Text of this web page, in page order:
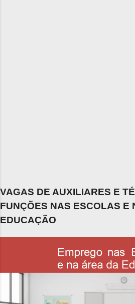
VAGAS DE AUXILIARES E
FUNÇÕES NAS ESCOLAS E
EDUCAÇÃO